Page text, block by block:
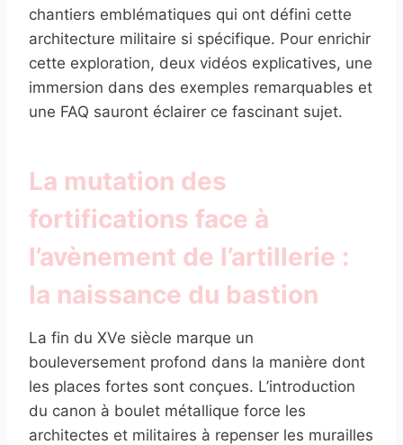
chantiers emblématiques qui ont défini cette
architecture militaire si spécifique. Pour enrichir
cette exploration, deux vidéos explicatives, une
immersion dans des exemples remarquables et
une FAQ sauront éclairer ce fascinant sujet.
La mutation des
fortifications face à
l’avènement de l’artillerie :
la naissance du bastion
La fin du XVe siècle marque un
bouleversement profond dans la manière dont
les places fortes sont conçues. L’introduction
du canon à boulet métallique force les
architectes et militaires à repenser les murailles